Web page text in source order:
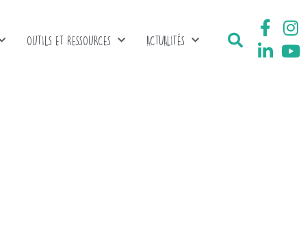
OUTILS ET RESSOURCES ACTUALITÉS